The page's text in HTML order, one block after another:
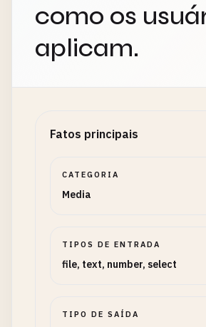
como os
aplicam.
Fatos principais
CATEGORIA
Media
TIPOS DE ENTRADA
file, text, number, select
TIPO DE SAÍDA